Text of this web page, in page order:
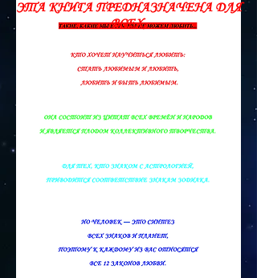
ЭТА КНИГА ПРЕДНАЗНАЧЕНА ДЛЯ
ВСЕХ,